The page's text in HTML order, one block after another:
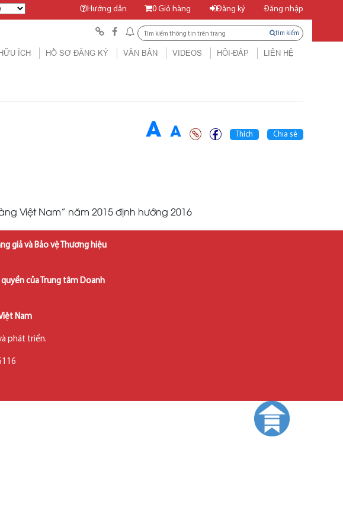
Hướng dẫn 0Giỏ hàng Đăng ký Đăng nhập
tìm kiếm
ÍCH HỒ SƠ ĐĂNG KÝ VĂN BẢN VIDEOS HỎI-ĐÁP LIÊN HỆ
A A Thích Chia sẻ
Việt Nam” năm 2015 định hướng 2016
giả và Bảo vệ Thương hiệu
của Trung tâm Doanh
Nam
phát triển.